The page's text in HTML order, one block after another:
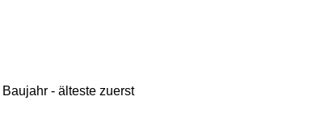
Baujahr - älteste zuerst